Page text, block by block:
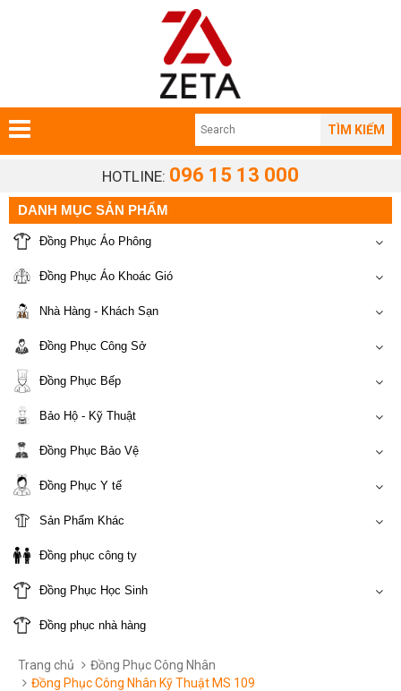
TÌM KIẾM
HOTLINE: 096 15 13 000
DANH MỤC SẢN PHẨM
Đồng Phục Áo Phông
Đồng Phục Áo Khoác Gió
Nhà Hàng - Khách Sạn
Đồng Phục Công Sở
Đồng Phục Bếp
Bảo Hộ - Kỹ Thuật
Đồng Phục Bảo Vệ
Đồng Phục Y tế
Sản Phẩm Khác
Đồng phục công ty
Đồng Phục Học Sinh
Đồng phục nhà hàng
Trang chủ
Đồng Phục Công Nhân
Đồng Phục Công Nhân Kỹ Thuật MS 109